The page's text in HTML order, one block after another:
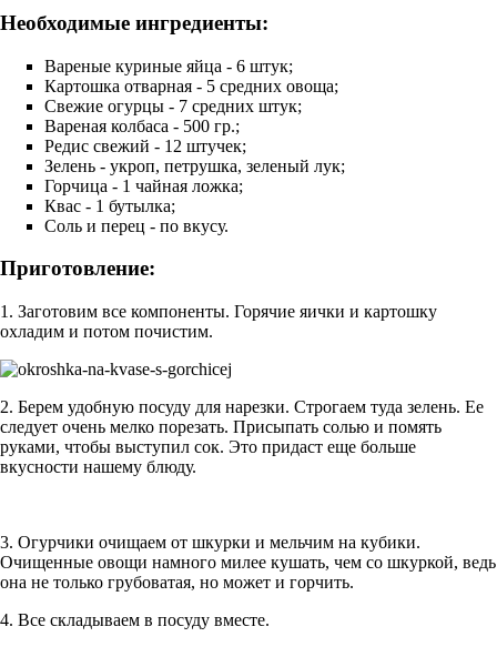
Необходимые ингредиенты:
Вареные куриные яйца - 6 штук;
Картошка отварная - 5 средних овоща;
Свежие огурцы - 7 средних штук;
Вареная колбаса - 500 гр.;
Редис свежий - 12 штучек;
Зелень - укроп, петрушка, зеленый лук;
Горчица - 1 чайная ложка;
Квас - 1 бутылка;
Соль и перец - по вкусу.
Приготовление:
1. Заготовим все компоненты. Горячие яички и картошку
охладим и потом почистим.
2. Берем удобную посуду для нарезки. Строгаем туда зелень. Ее
следует очень мелко порезать. Присыпать солью и помять
руками, чтобы выступил сок. Это придаст еще больше
вкусности нашему блюду.
3. Огурчики очищаем от шкурки и мельчим на кубики.
Очищенные овощи намного милее кушать, чем со шкуркой, ведь
она не только грубоватая, но может и горчить.
4. Все складываем в посуду вместе.